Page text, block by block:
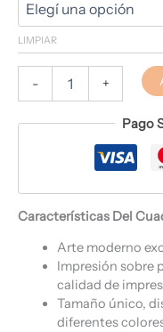
LIMPIAR
- +
Pago
Características Del
Arte moderno
Impresión sobre
calidad de
Tamaño único,
diferentes